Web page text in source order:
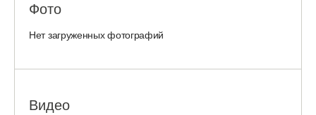
Фото
Нет загруженных фотографий
Видео